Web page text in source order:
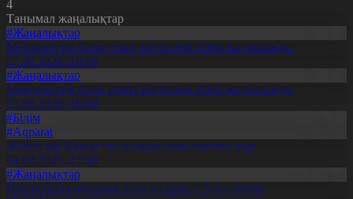
4
Танымал жаңалықтар
#Жаңалықтар
Мемлекеттік білім грант иегерлері тізімі жарияланды
07.08.2026, 19:46
#Жаңалықтар
Мемлекеттік білім грант иегерлері тізімі жарияланды
07.08.2026, 16:50
#Білім
#Aqparat
Жапондар Қазақстан өсімдіктерін зерттеп жүр
04.08.2026, 17:30
#Жаңалықтар
Павлодарда отандық өнім өндірісі 1,5 есе артты